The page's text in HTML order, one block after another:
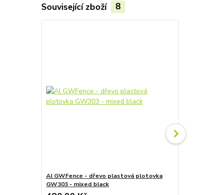
Související zboží 8
Al GWFence - dřevo plastová plotovka
GW303 - mixed black